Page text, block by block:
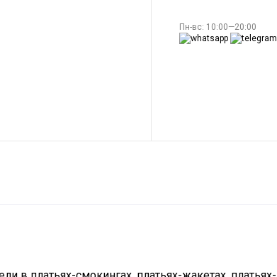
Пн-вс: 10:00—20:00